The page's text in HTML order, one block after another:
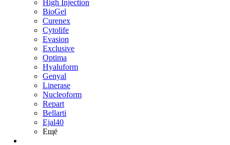
High Injection
BioGel
Curenex
Cytolife
Evasion
Exclusive
Optima
Hyaluform
Genyal
Linerase
Nucleoform
Repart
Bellarti
Ejal40
Ещё